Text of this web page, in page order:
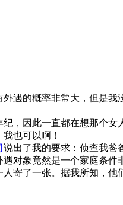
遇的概率非常大，但是
，因此一直都在想那个
也可以啊！
说出了我的要求：侦查我爸
对象竟然是一个家庭条件
寄了一张。据我所知，